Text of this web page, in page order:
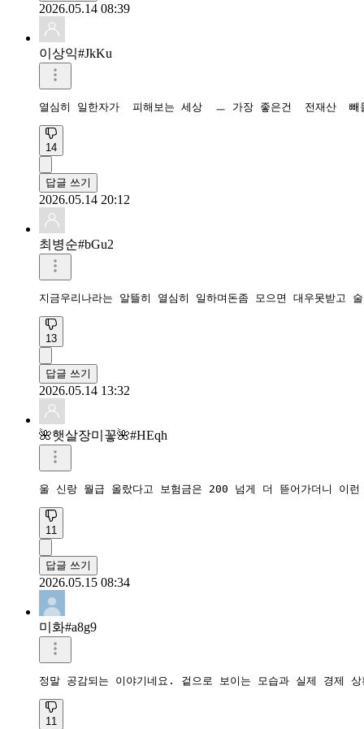
2026.05.14 08:39
이상익#JkKu
14
답글 쓰기
2026.05.14 20:12
최병순#bGu2
지금우리나라는 알뜰히 열심히 일하며돈좀 모으면 대우못받고
13
답글 쓰기
2026.05.14 13:32
🌺햇살장미꽇🌺#HEqh
울 신랑 월급 올랐다고 보험금은 200 넘게 더 뜯어가더니 이
11
답글 쓰기
2026.05.15 08:34
미화#a8g9
정말 공감되는 이야기네요. 겉으로 보이는 모습과 실제 경제
11